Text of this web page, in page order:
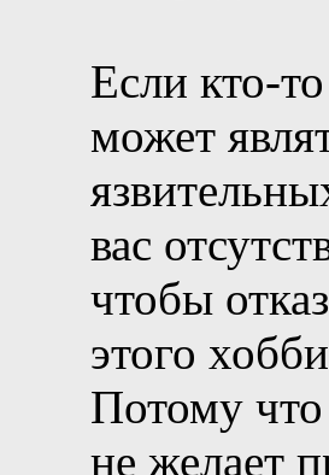
Если кто-
может
вас
чтобы
этого
Потому
не желает